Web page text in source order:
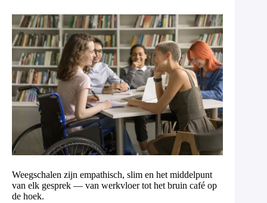
Weegschalen zijn empathisch, slim en het middelpunt
van elk gesprek — van werkvloer tot het bruin café op
de hoek.